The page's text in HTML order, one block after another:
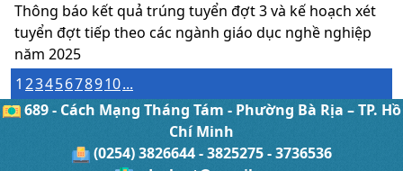
Thông báo kết quả trúng tuyển đợt 3 và kế hoạch xét
tuyển đợt tiếp theo các ngành giáo dục nghề nghiệp
năm 2025
1 2345678910...
689 - Cách Mạng Tháng Tám - Phường Bà Rịa – TP. Hồ
Chí Minh
(0254) 3826644 - 3825275 - 3736536